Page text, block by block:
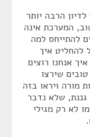
הרבה יותר
המערכת אינה
להתייחס למה
להחליט איך
אנחנו רוצים
שירצו
מורה ויראו בזה
גננת, שלא נדבר
לא רק מגילי